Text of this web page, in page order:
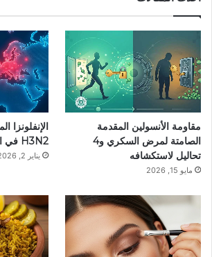
مقاومة الأنسولين المقدمة
الصامتة لمرض السكري و4
تحاليل لاستكشافه
مايو 15, 2026
H3N2 في العالم – 2025-2026
يناير 2, 2026